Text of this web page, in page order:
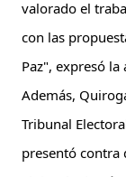
valorado el
con las
Paz", expresó la
Además,
Tribunal
presentó contra